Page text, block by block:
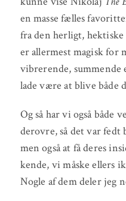
en masse fælles
fra den herligt,
er allermest magisk for
vibrerende, summende
lade være at blive både
Og så har vi også både
derovre, så det var fedt
men også at få deres
kende, vi måske ellers
Nogle af dem deler jeg